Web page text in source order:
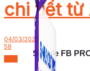
Simple FB
chi tiết từ
04/03/2025
58